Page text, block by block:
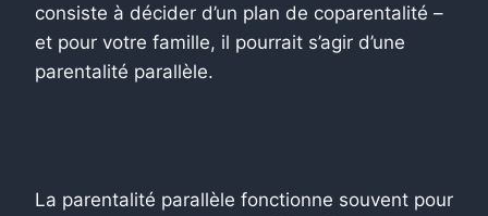
consiste à décider d’un plan de coparentalité –
et pour votre famille, il pourrait s’agir d’une
parentalité parallèle.
La parentalité parallèle fonctionne souvent pour